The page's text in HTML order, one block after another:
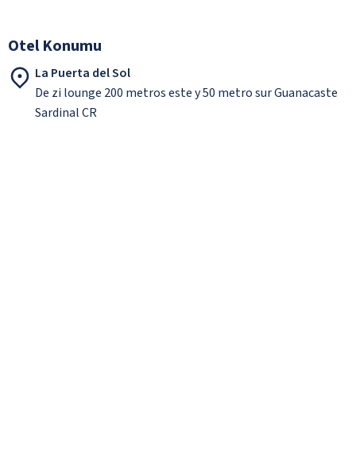
Otel Konumu
La Puerta del Sol
De zi lounge 200 metros este y 50 metro sur Guanacaste
Sardinal CR